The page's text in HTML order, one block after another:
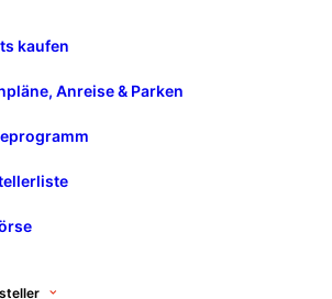
kaufen
Anreise & Parken
kompakt alle Informationen
Diese Informationen